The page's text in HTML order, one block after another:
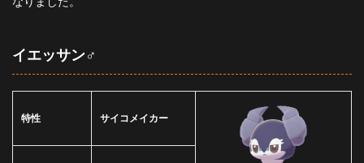
イエッサン♂
特性 サイコメイカー